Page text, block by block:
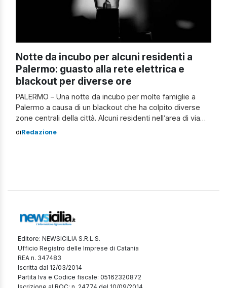
Notte da incubo per alcuni residenti a
Palermo: guasto alla rete elettrica e
blackout per diverse ore
PALERMO – Una notte da incubo per molte famiglie a
Palermo a causa di un blackout che ha colpito diverse
zone centrali della città. Alcuni residenti nell’area di via
Libertà, esasperati dalla mancanza di luce, acqua e dalla
diRedazione
Editore: NEWSICILIA S.R.L.S.
Ufficio Registro delle Imprese di Catania
REA n. 347483
Iscritta dal 12/03/2014
Partita Iva e Codice fiscale: 05162320872